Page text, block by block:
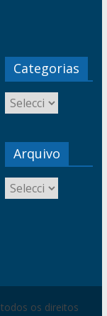
Categorias
Arquivo
todos os direitos